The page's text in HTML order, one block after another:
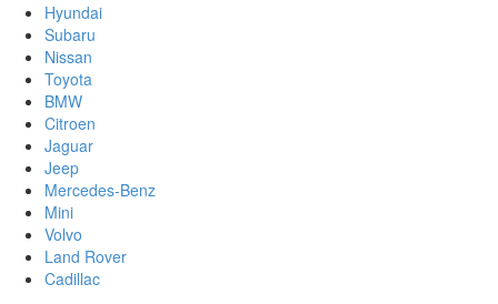
Hyundai
Subaru
Nissan
Toyota
BMW
Citroen
Jaguar
Jeep
Mercedes-Benz
Mini
Volvo
Land Rover
Cadillac